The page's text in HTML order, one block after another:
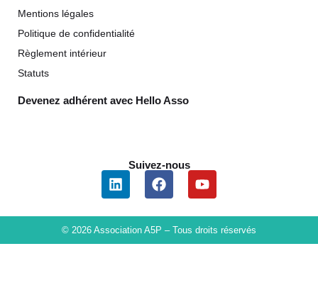
Mentions légales
Politique de confidentialité
Règlement intérieur
Statuts
Devenez adhérent avec Hello Asso
Suivez-nous
© 2026 Association A5P – Tous droits réservés